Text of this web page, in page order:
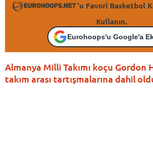
'u Favori Basketbol
Kullanın.
Eurohoops'u Google'a
Almanya Milli Takımı koçu Gordon
takım arası tartışmalarına dahil